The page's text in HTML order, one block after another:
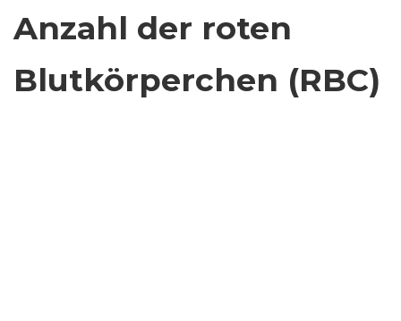
Anzahl der roten
Blutkörperchen (RBC)